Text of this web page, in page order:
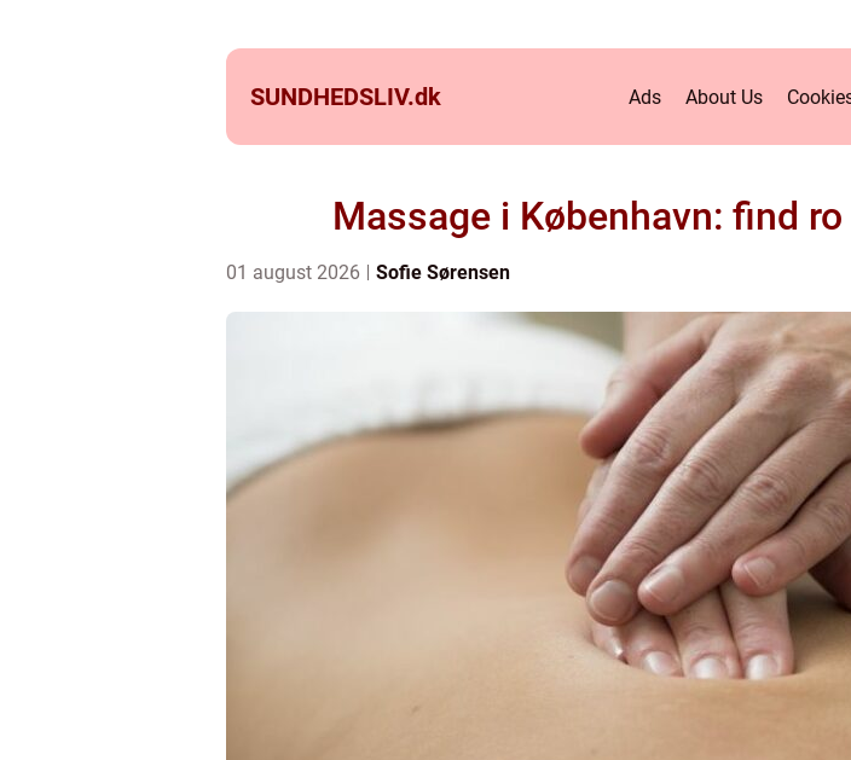
SUNDHEDSLIV.dk Ads About Us
Massage i København: find
01 august 2026 Sofie Sørensen